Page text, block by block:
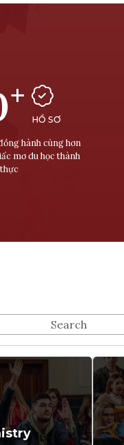
+
HỒ SƠ
hành cùng hơn
mơ du học thành